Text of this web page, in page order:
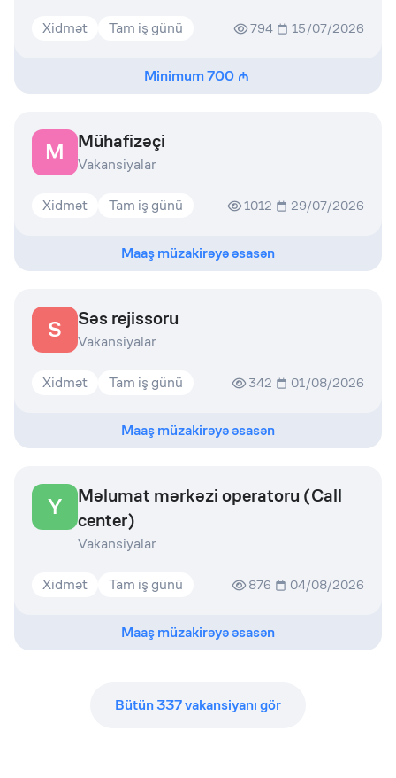
Xidmət Tam iş günü 794 15/07/2026
Minimum700
M Mühafizəçi
Vakansiyalar
Xidmət Tam iş günü 1012 29/07/2026
Maaş müzakirəyə əsasən
S Səs rejissoru
Vakansiyalar
Xidmət Tam iş günü 342 01/08/2026
Maaş müzakirəyə əsasən
Y
Məlumat mərkəzi operatoru (Call
center)
Vakansiyalar
Xidmət Tam iş günü 876 04/08/2026
Maaş müzakirəyə əsasən
Bütün337vakansiyanı gör